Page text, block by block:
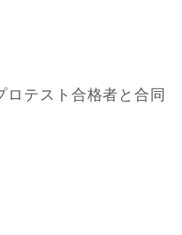
テスト合格者と合同